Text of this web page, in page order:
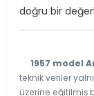
doğru bir
1957 model
teknik veriler
üzerine eğitilmiş